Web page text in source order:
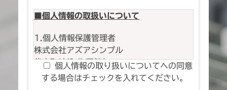
■個人情報の取扱いについて
1.個人情報保護管理者
株式会社アズアシンプル
代表取締役 塩原健仁
2.個人情報の利用目的
個人情報の取り扱いについてへの同意
する場合はチェックを入れてください。